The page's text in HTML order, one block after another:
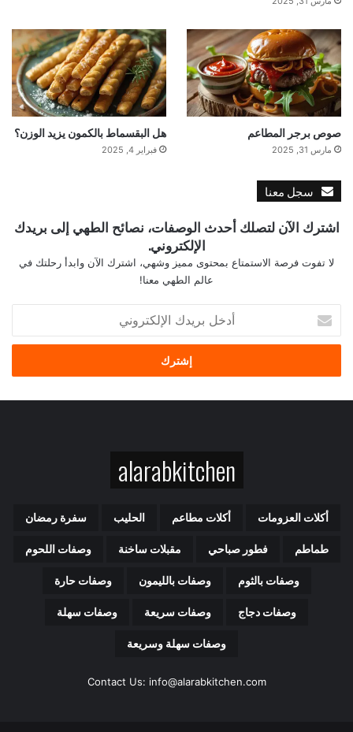
صوص برجر المطاعم
مارس 31, 2025
هل البقسماط بالكمون يزيد الوزن؟
فبراير 4, 2025
سجل معنا
اشترك الآن لتصلك أحدث الوصفات، نصائح الطهي إلى بريدك
الإلكتروني.
لا تفوت فرصة الاستمتاع بمحتوى مميز وشهي، اشترك الآن وابدأ رحلتك في
عالم الطهي معنا!
خ
ب
alarabkitchen
أكلات العزومات أكلات مطاعم الحليب سفرة رمضان
طماطم فطور صباحي مقبلات ساخنة وصفات اللحوم
وصفات بالثوم وصفات بالليمون وصفات حارة
وصفات دجاج وصفات سريعة وصفات سهلة
وصفات سهلة وسريعة
Contact Us: info@alarabkitchen.com